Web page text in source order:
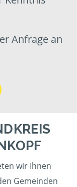
Anfrage an
wir Ihnen
Gemeinden